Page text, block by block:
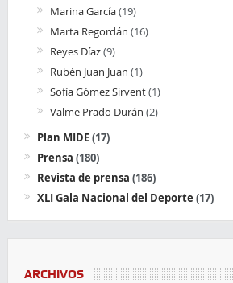
Marina García(19)
Marta Regordán (16)
Reyes Díaz(9)
Rubén Juan Juan (1)
Sofía Gómez Sirvent(1)
Valme Prado Durán (2)
Plan MIDE(17)
Prensa (180)
Revista de prensa (186)
XLI Gala Nacional del Deporte (17)
ARCHIVOS